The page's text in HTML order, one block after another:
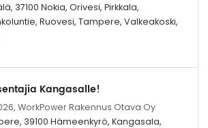
37100 Nokia, Orivesi, Pirkkala,
Ruovesi, Tampere, Valkeakoski,
Kangasalle!
WorkPower Rakennus Otava Oy
39100 Hämeenkyrö, Kangasala,